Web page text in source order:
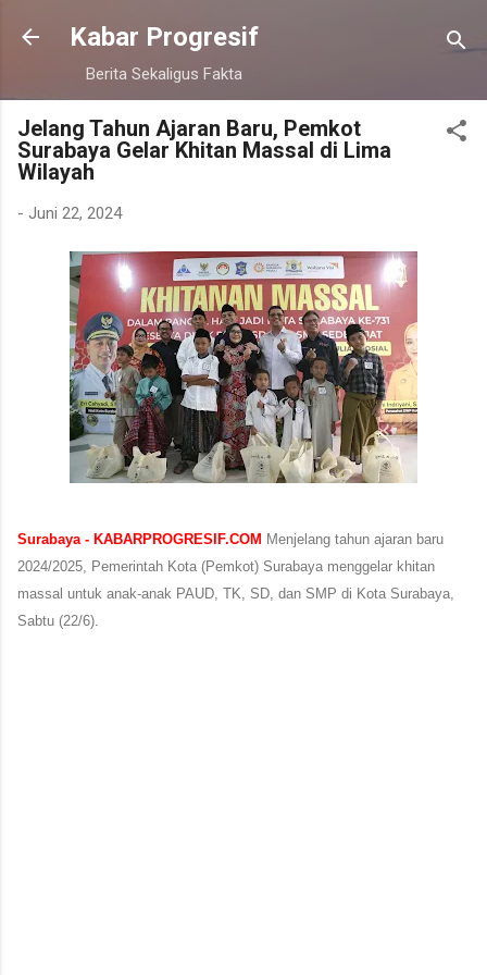
Langsung ke konten utama
Kabar Progresif
Berita Sekaligus Fakta
Jelang Tahun Ajaran Baru, Pemkot
Surabaya Gelar Khitan Massal di Lima
Wilayah
- Juni 22, 2024
Surabaya - KABARPROGRESIF.COM Menjelang tahun ajaran baru
2024/2025, Pemerintah Kota (Pemkot) Surabaya menggelar khitan
massal untuk anak-anak PAUD, TK, SD, dan SMP di Kota Surabaya,
Sabtu (22/6).